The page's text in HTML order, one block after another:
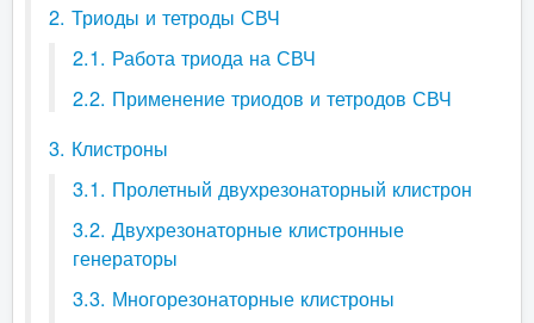
2. Триоды и тетроды СВЧ
2.1. Работа триода на СВЧ
2.2. Применение триодов и тетродов СВЧ
3. Клистроны
3.1. Пролетный двухрезонаторный клистрон
3.2. Двухрезонаторные клистронные
генераторы
3.3. Многорезонаторные клистроны